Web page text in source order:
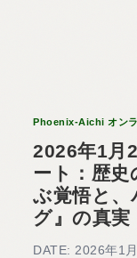
Phoenix-Aichi オン
2026年1月
ート：歴
ぶ覚悟と、
グ』の真実
DATE: 2026年1